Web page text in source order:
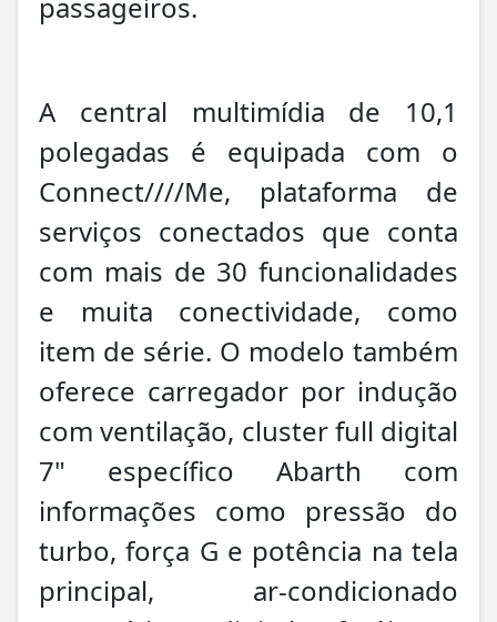
A central multimídia de 10,1
polegadas é equipada com o
Connect////Me, plataforma de
serviços conectados que conta
com mais de 30 funcionalidades
e muita conectividade, como
item de série. O modelo também
oferece carregador por indução
com ventilação, cluster full digital
7" específico Abarth com
informações como pressão do
turbo, força G e potência na tela
principal, ar-condicionado